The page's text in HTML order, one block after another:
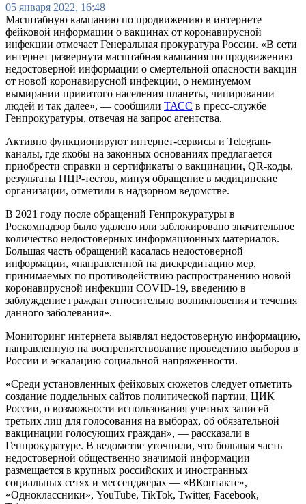
05 января 2022, 16:48
Масштабную кампанию по продвижению в интернете
фейковой информации о вакцинах от коронавирусной
инфекции отмечает Генеральная прокуратура России. «В сети
интернет развернута масштабная кампания по продвижению
недостоверной информации о смертельной опасности вакцин
от новой коронавирусной инфекции, о неминуемом
вымирании привитого населения планеты, чипировании
людей и так далее», — сообщили ТАСС в пресс-службе
Генпрокуратуры, отвечая на запрос агентства.
Активно функционируют интернет-сервисы и Telegram-
каналы, где якобы на законных основаниях предлагается
приобрести справки и сертификаты о вакцинации, QR-коды,
результаты ПЦР-тестов, минуя обращение в медицинские
организации, отметили в надзорном ведомстве.
В 2021 году после обращений Генпрокуратуры в
Роскомнадзор было удалено или заблокировано значительное
количество недостоверных информационных материалов.
Большая часть обращений касалась недостоверной
информации, «направленной на дискредитацию мер,
принимаемых по противодействию распространению новой
коронавирусной инфекции COVID-19, введению в
заблуждение граждан относительно возникновения и течения
данного заболевания».
Мониторинг интернета выявлял недостоверную информацию,
направленную на воспрепятствование проведению выборов в
России и эскалацию социальной напряженности.
«Среди установленных фейковых сюжетов следует отметить
создание поддельных сайтов политической партии, ЦИК
России, о возможности использования учетных записей
третьих лиц для голосования на выборах, об обязательной
вакцинации голосующих граждан», — рассказали в
Генпрокуратуре. В ведомстве уточнили, что большая часть
недостоверной общественно значимой информации
размещается в крупных российских и иностранных
социальных сетях и мессенджерах — «ВКонтакте»,
«Одноклассники», YouTube, TikTok, Twitter, Facebook,